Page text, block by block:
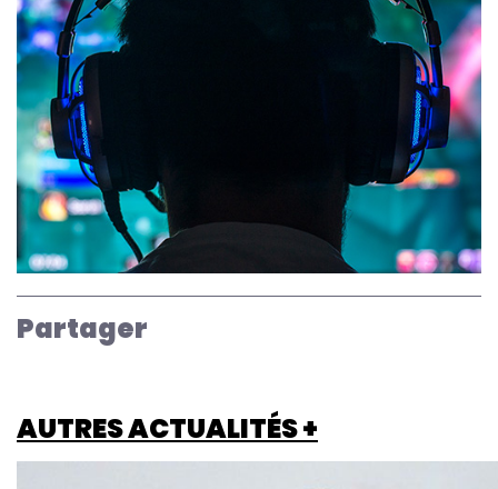
Partager
AUTRES ACTUALITÉS +